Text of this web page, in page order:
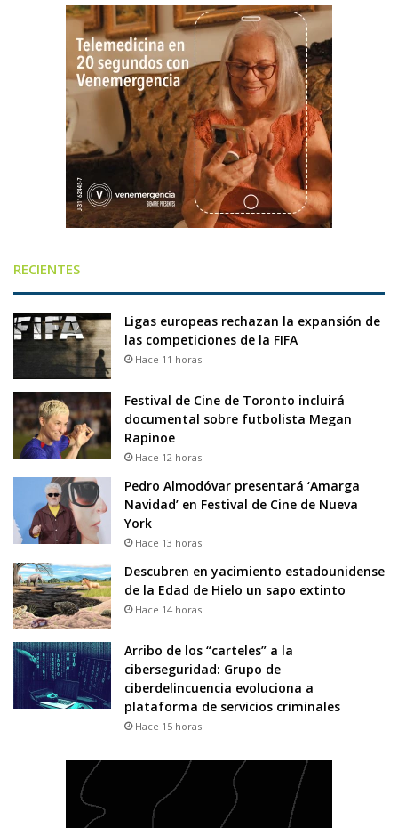
RECIENTES
Ligas europeas rechazan la expansión de
las competiciones de la FIFA
Hace 11 horas
Festival de Cine de Toronto incluirá
documental sobre futbolista Megan
Rapinoe
Hace 12 horas
Pedro Almodóvar presentará ‘Amarga
Navidad’ en Festival de Cine de Nueva
York
Hace 13 horas
Descubren en yacimiento estadounidense
de la Edad de Hielo un sapo extinto
Hace 14 horas
Arribo de los “carteles” a la
ciberseguridad: Grupo de
ciberdelincuencia evoluciona a
plataforma de servicios criminales
Hace 15 horas